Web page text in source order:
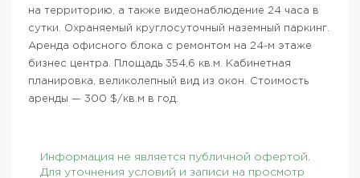
на территорию, а также видеонаблюдение 24 часа в
сутки. Охраняемый круглосуточный наземный паркинг.
Аренда офисного блока с ремонтом на 24-м этаже
бизнес центра. Площадь 354,6 кв.м. Кабинетная
планировка, великолепный вид из окон. Стоимость
аренды — 300 $/кв.м в год.
Информация не является публичной офертой.
Для уточнения условий и записи на просмотр